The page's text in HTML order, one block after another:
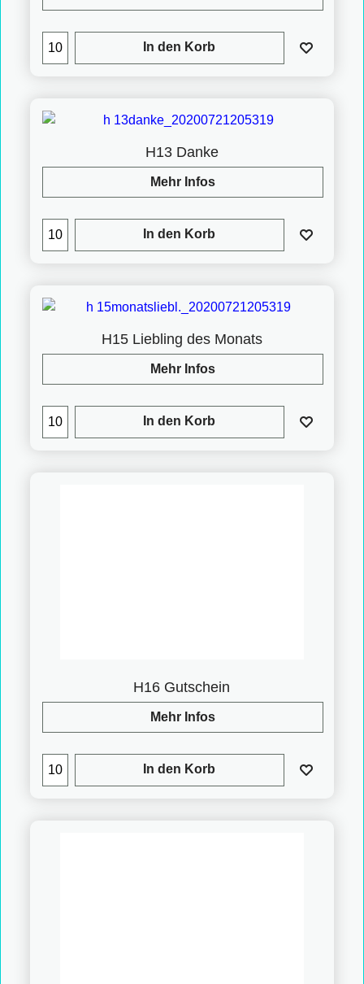
In den Korb
H13 Danke
Mehr Infos
In den Korb
H15 Liebling des Monats
Mehr Infos
In den Korb
H16 Gutschein
Mehr Infos
In den Korb